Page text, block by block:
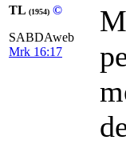
TL (1954) ©
SABDAweb
Mrk 16:17